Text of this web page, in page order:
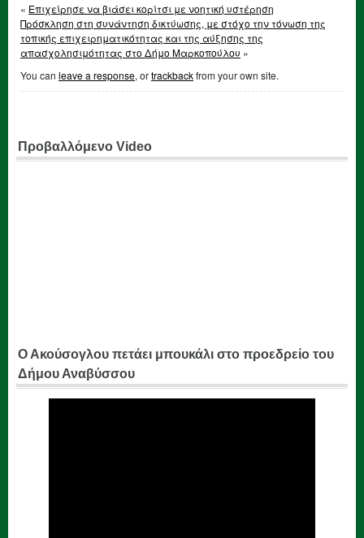
« Επιχείρησε να βιάσει κορίτσι με νοητική υστέρηση
Πρόσκληση στη συνάντηση δικτύωσης, με στόχο την τόνωση της
τοπικής επιχειρηματικότητας και της αύξησης της
απασχολησιμότητας στο Δήμο Μαρκοπούλου »
You can leave a response, ortrackbackfrom your own site.
Προβαλλόμενο Video
Ο Ακούσογλου πετάει μπουκάλι στο προεδρείο του
Δήμου Αναβύσσου